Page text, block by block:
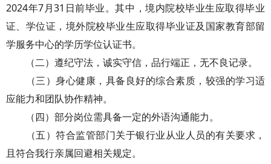
2024年7月31日前毕业。其中，境内院校毕业生应取得毕业
证、学位证，境外院校毕业生应取得毕业证及国家教育部留
学服务中心的学历学位认证书。
（二）遵纪守法，诚实守信，品行端正，无不良记录。
（三）身心健康，具备良好的综合素质，较强的学习适
应能力和团队协作精神。
（四）部分岗位需具备一定的外语沟通能力。
（五）符合监管部门关于银行业从业人员的有关要求，
且符合我行亲属回避相关规定。